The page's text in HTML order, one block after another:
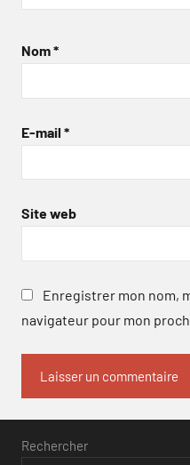
Nom*
E-mail *
Site web
Enregistrer mon nom,
navigateur pour mon
Rechercher